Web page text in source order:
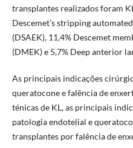
transplantes realizados foram
Descemet’s stripping
(DSAEK), 11,4% Descemet
(DMEK) e 5,7% Deep anterior
As principais indicações
queratocone e falência de
ténicas de KL, as principais
patologia endotelial e
transplantes por falência de